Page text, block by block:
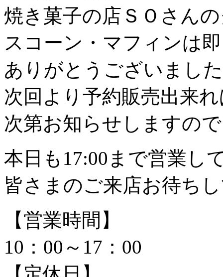
焼き菓子の店ＳＯさん
スコーン・マフィンは
ありがとうございまし
次回より予約販売出来
次第お知らせしますの
本日も17:00まで営業し
皆さまのご来店お待ち
【営業時間】
10：00～17：00